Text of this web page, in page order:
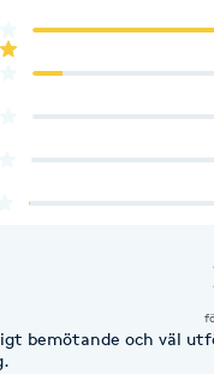
bemötande och väl